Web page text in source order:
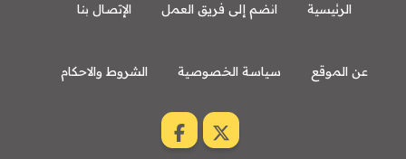
الرئيسية انضم إلى فريق العمل الإتصال بنا
عن الموقع سياسة الخصوصية الشروط والاحكام